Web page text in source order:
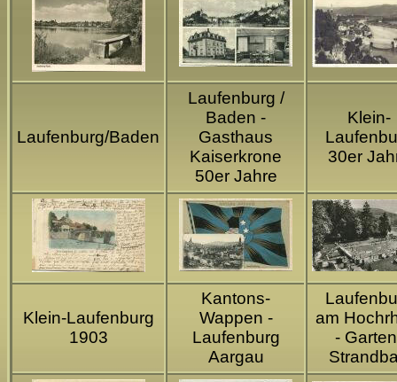
Laufenburg/Baden
Laufenburg /
Baden -
Gasthaus
Kaiserkrone
50er Jahre
Klein-
30er
Klein-Laufenburg
1903
Kantons-
Wappen -
Laufenburg
Aargau
am
-